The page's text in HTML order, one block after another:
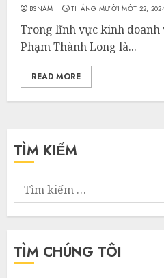
BSNAM THÁNG MƯỜI MỘT 22,
Trong lĩnh vực kinh doanh
Phạm Thành Long là...
READ MORE
TÌM KIẾM
Tìm
kiếm
cho:
TÌM CHÚNG TÔI